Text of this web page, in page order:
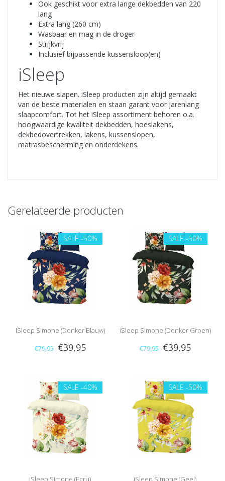
Ook geschikt voor extra lange dekbedden van 220
lang
Extra lang (260 cm)
Wasbaar en mag in de droger
Strijkvrij
Inclusief bijpassende kussensloop(en)
iSleep
Het nieuwe slapen. iSleep producten zijn altijd gemaakt
van de beste materialen en staan garant voor jarenlang
slaapcomfort. Tot het iSleep assortiment behoren o.a.
hoogwaardige kwaliteit dekbedden, hoeslakens,
dekbedovertrekken, lakens, kussenslopen,
matrasbescherming en onderdekens.
Gerelateerde producten
SALE -50%
iSleep Simone (Donker Blauw)
€79,95 €39,95
SALE -50%
iSleep Simone (Donker Groen)
€79,95 €39,95
SALE -40%
iSleep Simone (Ecru)
SALE -50%
iSleep Simone (Geel)